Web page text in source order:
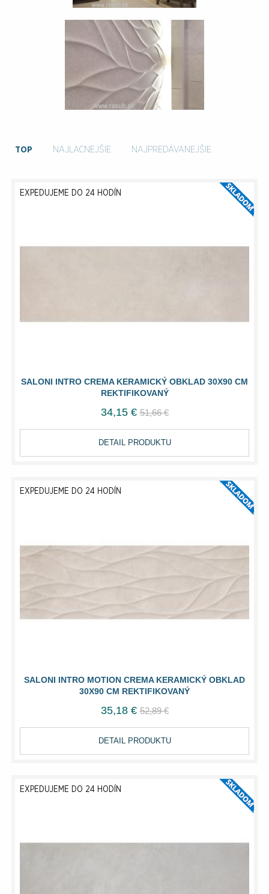
TOP NAJLACNEJŠIE NAJPREDÁVANEJŠIE
SALONI INTRO CREMA KERAMICKÝ OBKLAD 30X90 CM
REKTIFIKOVANÝ
EXPEDUJEME DO 24 HODÍN
34,15 € 51,66 €
DETAIL PRODUKTU
SALONI INTRO MOTION CREMA KERAMICKÝ OBKLAD
30X90 CM REKTIFIKOVANÝ
EXPEDUJEME DO 24 HODÍN
35,18 € 52,89 €
DETAIL PRODUKTU
EXPEDUJEME DO 24 HODÍN